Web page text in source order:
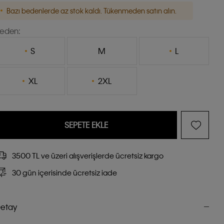
Bazı bedenlerde az stok kaldı. Tükenmeden satın alın.
S
M L
XL 2XL
SEPETE EKLE
3500 TL ve üzeri alışverişlerde ücretsiz kargo
30 gün içerisinde ücretsiz iade